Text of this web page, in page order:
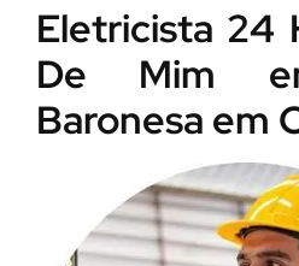
Eletricista 24
De Mim
Baronesa em